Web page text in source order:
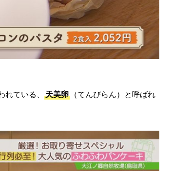
れている、 天美卵
（てんびらん）と呼ばれ